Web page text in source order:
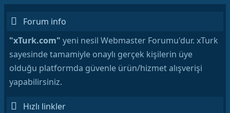
Forum info
"xTurk.com" yeni nesil Webmaster Forumu'dur. xTurk
sayesinde tamamiyle onaylı gerçek kişilerin üye
olduğu platformda güvenle ürün/hizmet alışverişi
yapabilirsiniz.
Hızlı linkler